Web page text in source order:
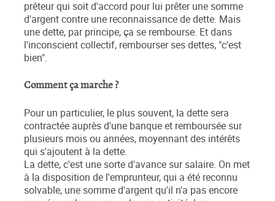
prêteur qui soit d'accord pour lui prêter une somme
d'argent contre une reconnaissance de dette. Mais
une dette, par principe, ça se rembourse. Et dans
l'inconscient collectif, rembourser ses dettes, "c'est
bien".
Comment ça marche ?
Pour un particulier, le plus souvent, la dette sera
contractée auprès d'une banque et remboursée sur
plusieurs mois ou années, moyennant des intérêts
qui s'ajoutent à la dette.
La dette, c'est une sorte d'avance sur salaire. On met
à la disposition de l'emprunteur, qui a été reconnu
solvable, une somme d'argent qu'il n'a pas encore